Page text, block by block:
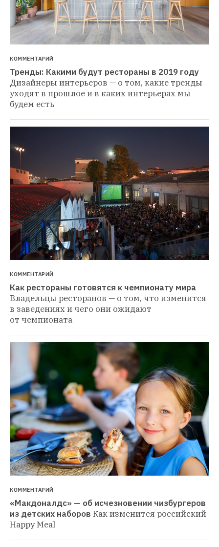
КОММЕНТАРИЙ
Тренды: Какими будут рестораны в 2019 году
Дизайнеры интерьеров — о том, какие тренды
уходят в прошлое и в каких интерьерах мы
будем есть
КОММЕНТАРИЙ
Как рестораны готовятся к чемпионату мира
Владельцы ресторанов — о том, что изменится
в заведениях и чего они ожидают
от чемпионата
КОММЕНТАРИЙ
«Макдоналдс» — об исчезновении чизбургеров
из детских наборов Как изменится российский
Happy Meal